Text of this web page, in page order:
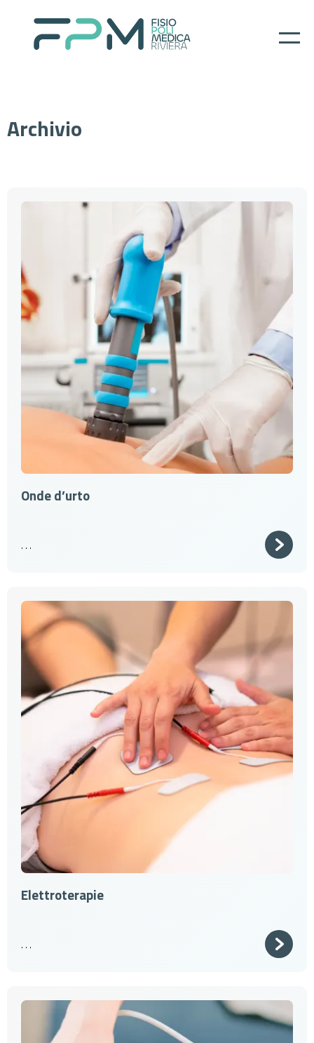
I nostri servizi
Per il paziente
Contatti
Cerca
041 426 5851
Archivio
Onde d’urto
. . .
Elettroterapie
. . .